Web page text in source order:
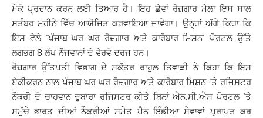
ਮੌਕੇ ਪ੍ਰਦਾਨ ਕਰਨ ਲਈ ਤਿਆਰ ਹੈ। ਇਹ ਛੇਵਾਂ ਰੋਜ਼ਗਾਰ ਮੇਲਾ ਇਸ ਸਾਲ
ਸਤੰਬਰ ਮਹੀਨੇ ਵਿੱਚ ਆਯੋਜਿਤ ਕਰਵਾਇਆ ਜਾਵੇਗਾ। ਉਨ੍ਹਾਂ ਅੱਗੇ ਕਿਹਾ ਕਿ
ਇਸ ਵੇਲੇ ‘ਪੰਜਾਬ ਘਰ ਘਰ ਰੋਜ਼ਗਾਰ ਅਤੇ ਕਾਰੋਬਾਰ ਮਿਸ਼ਨ’ ਪੋਰਟਲ ਉੱਤੇ
ਲਗਭਗ 8 ਲੱਖ ਨੌਜਵਾਨਾਂ ਦੇ ਵੇਰਵੇ ਦਰਜ ਹਨ।
ਰੋਜ਼ਗਾਰ ਉੱਤਪਤੀ ਵਿਭਾਗ ਦੇ ਸਕੱਤਰ ਰਾਹੁਲ ਤਿਵਾੜੀ ਨੇ ਕਿਹਾ ਕਿ ਇਸ
ਏਕੀਕਰਨ ਨਾਲ ਪੰਜਾਬ ਘਰ ਘਰ ਰੋਜ਼ਗਾਰ ਅਤੇ ਕਾਰੋਬਾਰ ਮਿਸ਼ਨ ‘ਤੇ ਰਜਿਸਟਰ
ਨੌਕਰੀ ਦੇ ਚਾਹਵਾਨ ਦੁਬਾਰਾ ਰਜਿਸਟਰ ਕੀਤੇ ਬਿਨਾਂ ਐਨ.ਸੀ.ਐਸ ਪੋਰਟਲ ‘ਤੇ
ਸਮੁੱਚੇ ਭਾਰਤ ਦੀਆਂ ਨੌਕਰੀਆਂ ਸਮੇਤ ਪੈਨ ਇੰਡੀਆ ਸੇਵਾਵਾਂ ਪ੍ਰਾਪਤ ਕਰ